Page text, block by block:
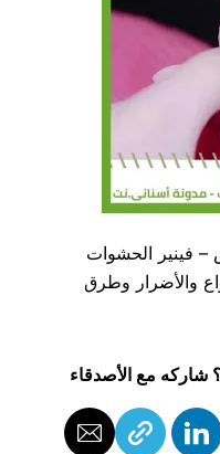
فينير الحشوات
والأضرار وطرق
مع الأصدقاء